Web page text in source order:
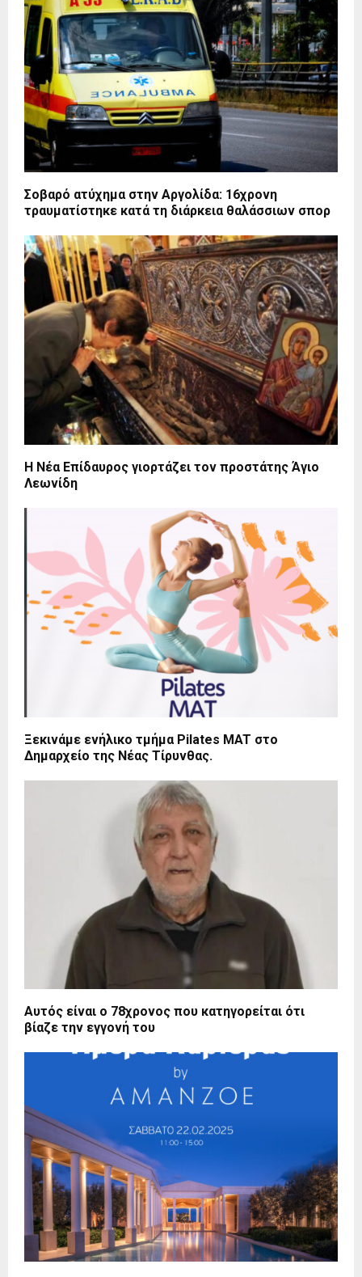
Σοβαρό ατύχημα στην Αργολίδα: 16χρονη
τραυματίστηκε κατά τη διάρκεια θαλάσσιων σπορ
Η Νέα Επίδαυρος γιορτάζει τον προστάτης Άγιο
Λεωνίδη
Ξεκινάμε ενήλικο τμήμα Pilates MAT στο
Δημαρχείο της Νέας Τίρυνθας.
Αυτός είναι ο 78χρονος που κατηγορείται ότι
βίαζε την εγγονή του